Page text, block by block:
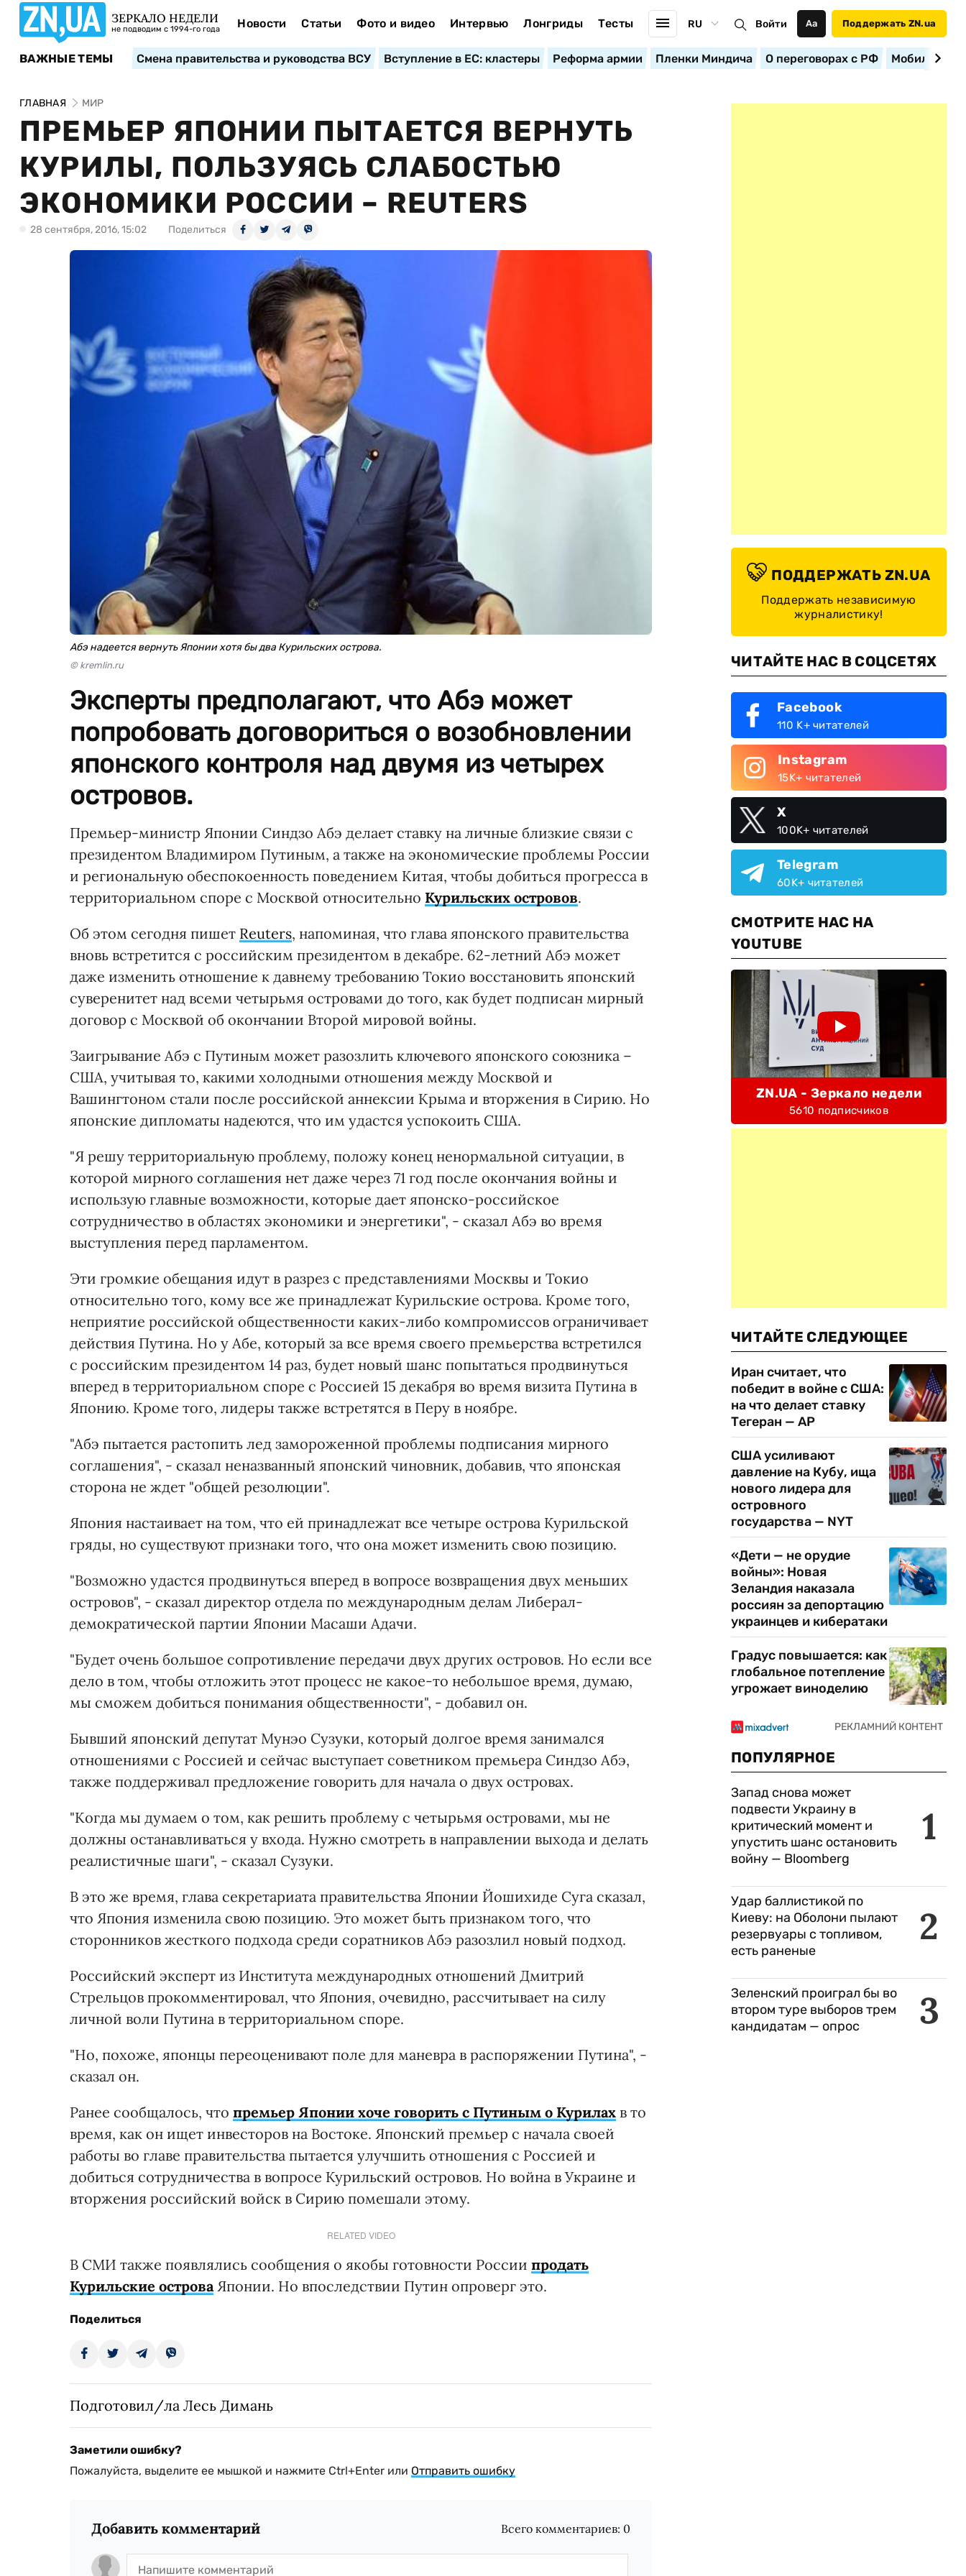
ЗЕРКАЛО НЕДЕЛИ
не подводим с 1994-го года Новости Статьи Фото и видео Интервью Лонгриды Тесты RU Войти Аа Поддержать ZN.ua
ВАЖНЫЕ ТЕМЫ Смена правительства и руководства ВСУ Вступление в ЕС: кластеры Реформа армии Пленки Миндича О переговорах с РФ
ГЛАВНАЯ МИР
ПРЕМЬЕР ЯПОНИИ ПЫТАЕТСЯ ВЕРНУТЬ
КУРИЛЫ, ПОЛЬЗУЯСЬ СЛАБОСТЬЮ
ЭКОНОМИКИ РОССИИ – REUTERS
28 сентября, 2016, 15:02 Поделиться
Абэ надеется вернуть Японии хотя бы два Курильских острова.
© kremlin.ru
Эксперты предполагают, что Абэ может
попробовать договориться о возобновлении
японского контроля над двумя из четырех
островов.
Премьер-министр Японии Синдзо Абэ делает ставку на личные близкие связи с
президентом Владимиром Путиным, а также на экономические проблемы России
и региональную обеспокоенность поведением Китая, чтобы добиться прогресса в
территориальном споре с Москвой относительно Курильских островов.
Об этом сегодня пишет Reuters, напоминая, что глава японского правительства
вновь встретится с российским президентом в декабре. 62-летний Абэ может
даже изменить отношение к давнему требованию Токио восстановить японский
суверенитет над всеми четырьмя островами до того, как будет подписан мирный
договор с Москвой об окончании Второй мировой войны.
Заигрывание Абэ с Путиным может разозлить ключевого японского союзника –
США, учитывая то, какими холодными отношения между Москвой и
Вашингтоном стали после российской аннексии Крыма и вторжения в Сирию. Но
японские дипломаты надеются, что им удастся успокоить США.
"Я решу территориальную проблему, положу конец ненормальной ситуации, в
которой мирного соглашения нет даже через 71 год после окончания войны и
использую главные возможности, которые дает японско-российское
сотрудничество в областях экономики и энергетики", - сказал Абэ во время
выступления перед парламентом.
Эти громкие обещания идут в разрез с представлениями Москвы и Токио
относительно того, кому все же принадлежат Курильские острова. Кроме того,
неприятие российской общественности каких-либо компромиссов ограничивает
действия Путина. Но у Абе, который за все время своего премьерства встретился
с российским президентом 14 раз, будет новый шанс попытаться продвинуться
вперед в территориальном споре с Россией 15 декабря во время визита Путина в
Японию. Кроме того, лидеры также встретятся в Перу в ноябре.
"Абэ пытается растопить лед замороженной проблемы подписания мирного
соглашения", - сказал неназванный японский чиновник, добавив, что японская
сторона не ждет "общей резолюции".
Япония настаивает на том, что ей принадлежат все четыре острова Курильской
гряды, но существуют признаки того, что она может изменить свою позицию.
"Возможно удастся продвинуться вперед в вопросе возвращения двух меньших
островов", - сказал директор отдела по международным делам Либерал-
демократической партии Японии Масаши Адачи.
"Будет очень большое сопротивление передачи двух других островов. Но если все
дело в том, чтобы отложить этот процесс не какое-то небольшое время, думаю,
мы сможем добиться понимания общественности", - добавил он.
Бывший японский депутат Мунэо Сузуки, который долгое время занимался
отношениями с Россией и сейчас выступает советником премьера Синдзо Абэ,
также поддерживал предложение говорить для начала о двух островах.
"Когда мы думаем о том, как решить проблему с четырьмя островами, мы не
должны останавливаться у входа. Нужно смотреть в направлении выхода и делать
реалистичные шаги", - сказал Сузуки.
В это же время, глава секретариата правительства Японии Йошихиде Суга сказал,
что Япония изменила свою позицию. Это может быть признаком того, что
сторонников жесткого подхода среди соратников Абэ разозлил новый подход.
Российский эксперт из Института международных отношений Дмитрий
Стрельцов прокомментировал, что Япония, очевидно, рассчитывает на силу
личной воли Путина в территориальном споре.
"Но, похоже, японцы переоценивают поле для маневра в распоряжении Путина", -
сказал он.
Ранее сообщалось, что премьер Японии хоче говорить с Путиным о Курилах в то
время, как он ищет инвесторов на Востоке. Японский премьер с начала своей
работы во главе правительства пытается улучшить отношения с Россией и
добиться сотрудничества в вопросе Курильский островов. Но война в Украине и
вторжения российский войск в Сирию помешали этому.
RELATED VIDEO
В СМИ также появлялись сообщения о якобы готовности России продать
Курильские острова Японии. Но впоследствии Путин опроверг это.
Поделиться
Подготовил/ла Лесь Димань
Заметили ошибку?
Пожалуйста, выделите ее мышкой и нажмите Ctrl+Enter или Отправить ошибку
Добавить комментарий Всего комментариев: 0
ПОДДЕРЖАТЬ ZN.UA
Поддержать независимую
журналистику!
ЧИТАЙТЕ НАС В СОЦСЕТЯХ
Facebook
110 K+ читателей
Instagram
15K+ читателей
X
100K+ читателей
Telegram
60K+ читателей
СМОТРИТЕ НАС НА
YOUTUBE
ZN.UA - Зеркало недели
5610 подписчиков
ЧИТАЙТЕ СЛЕДУЮЩЕЕ
Иран считает, что
победит в войне с США:
на что делает ставку
Тегеран — AP
США усиливают
давление на Кубу, ища
нового лидера для
островного
государства — NYT
«Дети — не орудие
войны»: Новая
Зеландия наказала
россиян за депортацию
украинцев и кибератаки
Градус повышается: как
глобальное потепление
угрожает виноделию
ПОПУЛЯРНОЕ
1
Запад снова может
подвести Украину в
критический момент и
упустить шанс остановить
войну — Bloomberg
2
Удар баллистикой по
Киеву: на Оболони пылают
резервуары с топливом,
есть раненые
3
Зеленский проиграл бы во
втором туре выборов трем
кандидатам — опрос